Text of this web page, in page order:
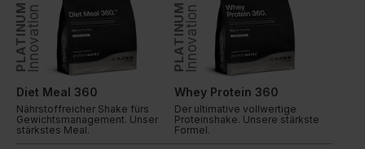
PLATINUMInnovation
Diet Meal 360
Nährstoffreicher Shake fürs
Gewichtsmanagement. Unser
stärkstes Meal.
PLATINUMInnovation
Whey Protein 360
Der ultimative vollwertige
Proteinshake. Unsere stärkste
Formel.